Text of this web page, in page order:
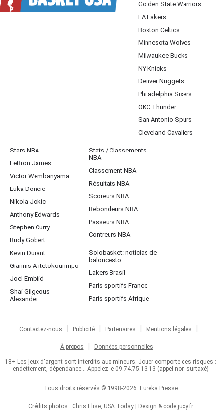
Golden State Warriors
LA Lakers
Boston Celtics
Minnesota Wolves
Milwaukee Bucks
NY Knicks
Denver Nuggets
Philadelphia Sixers
OKC Thunder
San Antonio Spurs
Cleveland Cavaliers
Stars NBA
LeBron James
Victor Wembanyama
Luka Doncic
Nikola Jokic
Anthony Edwards
Stephen Curry
Rudy Gobert
Kevin Durant
Giannis Antetokounmpo
Joel Embiid
Shai Gilgeous-
Alexander
Stats / Classements
NBA
Classement NBA
Résultats NBA
Scoreurs NBA
Rebondeurs NBA
Passeurs NBA
Contreurs NBA
Solobasket: noticias de
baloncesto
Lakers Brasil
Paris sportifs France
Paris sportifs Afrique
Contactez-nous Publicité Partenaires Mentions légales
À propos Données personnelles
18+ Les jeux d'argent sont interdits aux mineurs. Jouer comporte des risques :
endettement, dépendance... Appelez le 09.74.75.13.13 (appel non surtaxé)
Tous droits réservés © 1998-2026 Eureka Presse
Crédits photos : Chris Elise, USA Today | Design & code juxy.fr